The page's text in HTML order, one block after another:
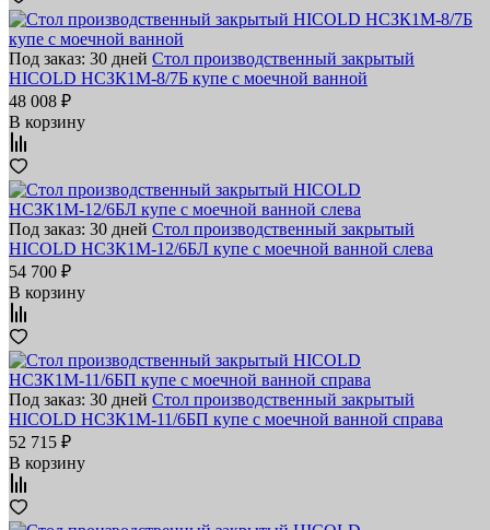
Под заказ: 30 дней Стол производственный закрытый
HICOLD НСЗК1М-8/7Б купе с моечной ванной
48 008 ₽
В корзину
Под заказ: 30 дней Стол производственный закрытый
HICOLD НСЗК1М-12/6БЛ купе с моечной ванной слева
54 700 ₽
В корзину
Под заказ: 30 дней Стол производственный закрытый
HICOLD НСЗК1М-11/6БП купе с моечной ванной справа
52 715 ₽
В корзину